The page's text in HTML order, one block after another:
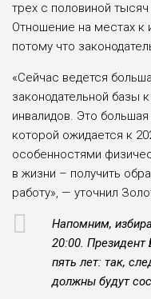
трех с половиной
Отношение на местах к
потому что
«Сейчас ведется
законодательной базы
инвалидов. Это
которой ожидается к
особенностями
в жизни – получить
работу», — уточнил
Напомним,
20:00. Президент
пять лет: так,
должны будут